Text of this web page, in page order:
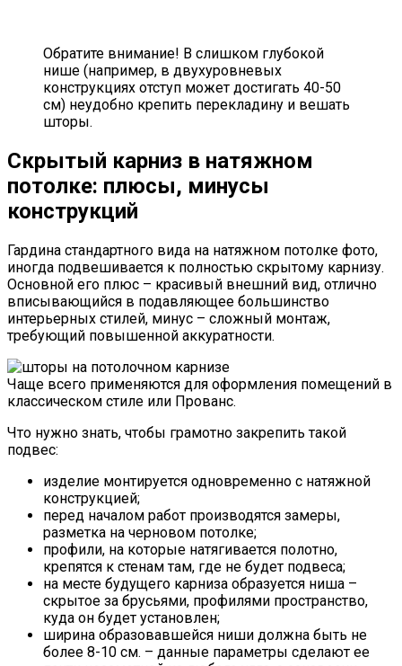
Обратите внимание! В слишком глубокой
нише (например, в двухуровневых
конструкциях отступ может достигать 40-50
см) неудобно крепить перекладину и вешать
шторы.
Скрытый карниз в натяжном
потолке: плюсы, минусы
конструкций
Гардина стандартного вида на натяжном потолке фото,
иногда подвешивается к полностью скрытому карнизу.
Основной его плюс – красивый внешний вид, отлично
вписывающийся в подавляющее большинство
интерьерных стилей, минус – сложный монтаж,
требующий повышенной аккуратности.
Чаще всего применяются для оформления помещений в
классическом стиле или Прованс.
Что нужно знать, чтобы грамотно закрепить такой
подвес:
изделие монтируется одновременно с натяжной
конструкцией;
перед началом работ производятся замеры,
разметка на черновом потолке;
профили, на которые натягивается полотно,
крепятся к стенам там, где не будет подвеса;
на месте будущего карниза образуется ниша –
скрытое за брусьями, профилями пространство,
куда он будет установлен;
ширина образовавшейся ниши должна быть не
более 8-10 см. – данные параметры сделают ее